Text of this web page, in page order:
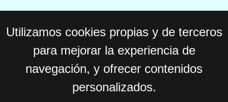
Utilizamos cookies propias y de terceros
para mejorar la experiencia de
navegación, y ofrecer contenidos
personalizados.